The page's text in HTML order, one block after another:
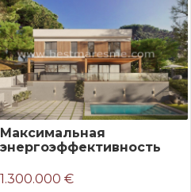
Максимальная
энергоэффективность
1.300.000 €